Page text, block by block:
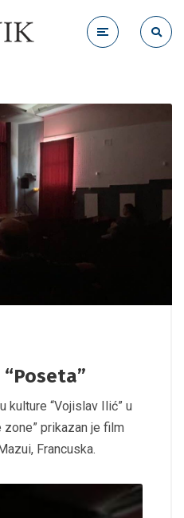
kulture “Vojislav Ilić” u
zone” prikazan je film
Francuska.